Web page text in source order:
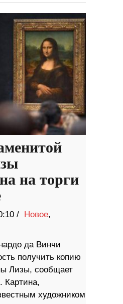
​​на торги
/ Новое,
да Винчи
получить копию
Лизы, сообщает
Картина,
художником